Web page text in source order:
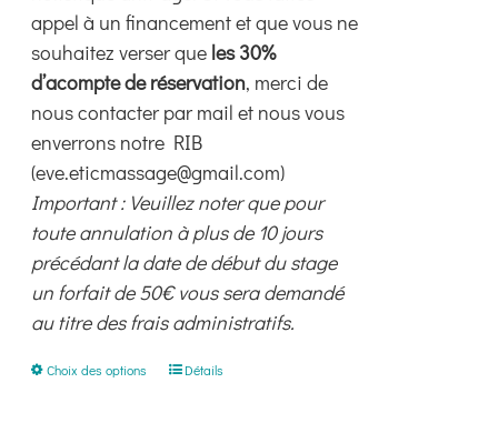
appel à un financement et que vous ne
souhaitez verser que les 30%
d’acompte de réservation, merci de
nous contacter par mail et nous vous
enverrons notre RIB
(eve.eticmassage@gmail.com)
Important : Veuillez noter que pour
toute annulation à plus de 10 jours
précédant la date de début du stage
un forfait de 50€ vous sera demandé
au titre des frais administratifs.
Choix des options
CeDétails